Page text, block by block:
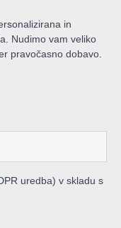
in
Nudimo vam veliko
pravočasno dobavo.
uredba) v skladu s